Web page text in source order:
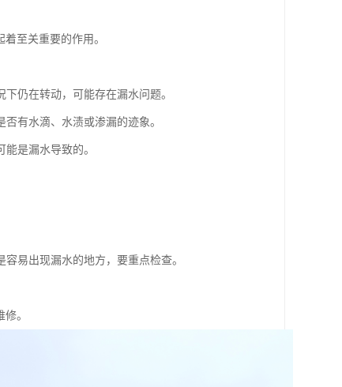
至关重要的作用。
仍在转动，可能存在漏水问题。
有水滴、水渍或渗漏的迹象。
是漏水导致的。
易出现漏水的地方，要重点检查。
。